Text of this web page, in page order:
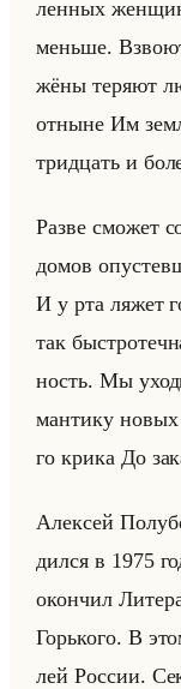
лен­ных
меньше.
жёны те­ря­ют
от­ныне Им
трид­цать и
Разве смо­жет
домов
И у рта ляжет
так
ность. Мы
ман­ти­ку
го крика До
Алек­сей
дил­ся в 1975
окон­чил
Горько­го. В
лей Рос­сии.